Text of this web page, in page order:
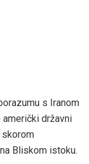
s Iranom
američki državni
skorom
Bliskom istoku.